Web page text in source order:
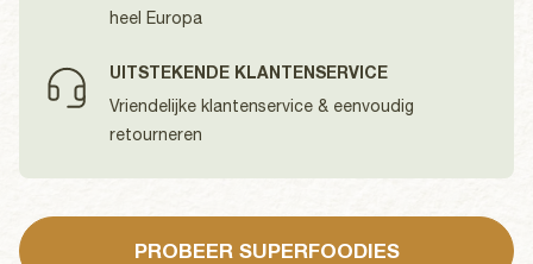
heel Europa
UITSTEKENDE KLANTENSERVICE
Vriendelijke klantenservice & eenvoudig
retourneren
PROBEER SUPERFOODIES